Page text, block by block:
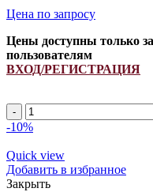
Цена по запросу
Цены доступны только
пользователям
ВХОД/РЕГИСТРАЦИЯ
Ремень
621903.1/
INDFORCE
quantity
-10%
Quick view
Добавить в избранное
Закрыть